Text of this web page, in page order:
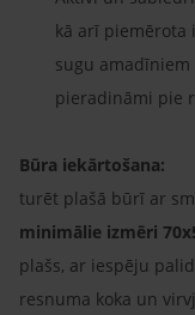
kā arī piemērota
sugu
pieradināmi pie
Būra iekārtošana:
turēt plašā būrī ar
minimālie izmēri
plašs, ar iespēju
resnuma koka un